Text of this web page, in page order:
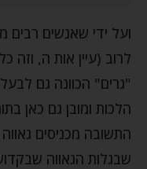
ועל ידי שאנשים רבים
לרוב (עיין אות ה, וזה
"גרים" הכוונה גם
הלכות ומובן גם כאן
התשובה מכניסים
שבגלות הגאווה